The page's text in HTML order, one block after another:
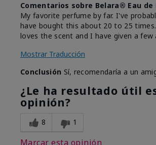
Comentarios sobre Belara® Eau de
My favorite perfume by far. I've
have bought this about 20 to 25
loves the scent and I have given a few
Mostrar Traducción
Conclusión Sí, recomendaría a un
¿Le ha resultado útil
opinión?
8 1
Marcar esta opinión